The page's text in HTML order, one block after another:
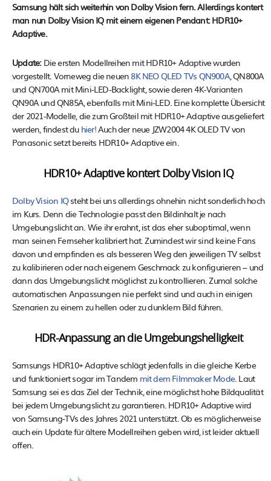
Samsung hält sich weiterhin von Dolby Vision fern. Allerdings kontert
man nun Dolby Vision IQ mit einem eigenen Pendant: HDR10+
Adaptive.
Update:Die ersten Modellreihen mit HDR10+ Adaptive wurden
vorgestellt. Vorneweg die neuen 8K NEO QLED TVs QN900A, QN800A
und QN700A mit Mini-LED-Backlight, sowie deren 4K-Varianten
QN90A und QN85A, ebenfalls mit Mini-LED. Eine komplette Übersicht
der 2021-Modelle, die zum Großteil mit HDR10+ Adaptive ausgeliefert
werden, findest du hier!Auch der neue JZW2004 4K OLED TV von
Panasonic setzt bereits HDR10+ Adaptive ein.
HDR10+ Adaptive kontert Dolby Vision IQ
Dolby Vision IQsteht bei uns allerdings ohnehin nicht sonderlich hoch
im Kurs. Denn die Technologie passt den Bildinhalt je nach
Umgebungslicht an. Wie ihr erahnt, ist das eher suboptimal, wenn
man seinen Fernseher kalibriert hat. Zumindest wir sind keine Fans
davon und empfinden es als besseren Weg den jeweiligen TV selbst
zu kalibirieren oder nach eigenem Geschmack zu konfigurieren – und
dann das Umgebungslicht möglichst zu kontrollieren. Zumal solche
automatischen Anpassungen nie perfekt sind und auch in einigen
Szenarien zu einem zu hellen oder zu dunklem Bild führen.
HDR-Anpassung an die Umgebungshelligkeit
Samsungs HDR10+ Adaptive schlägt jedenfalls in die gleiche Kerbe
und funktioniert sogar im Tandem mit dem Filmmaker Mode. Laut
Samsung sei es das Ziel der Technik, eine möglichst hohe Bildqualität
bei jedem Umgebungslicht zu garantieren. HDR10+ Adaptive wird
von Samsung-TVs des Jahres 2021 unterstützt. Ob es möglicherweise
auch ein Update für ältere Modellreihen geben wird, ist leider aktuell
offen.